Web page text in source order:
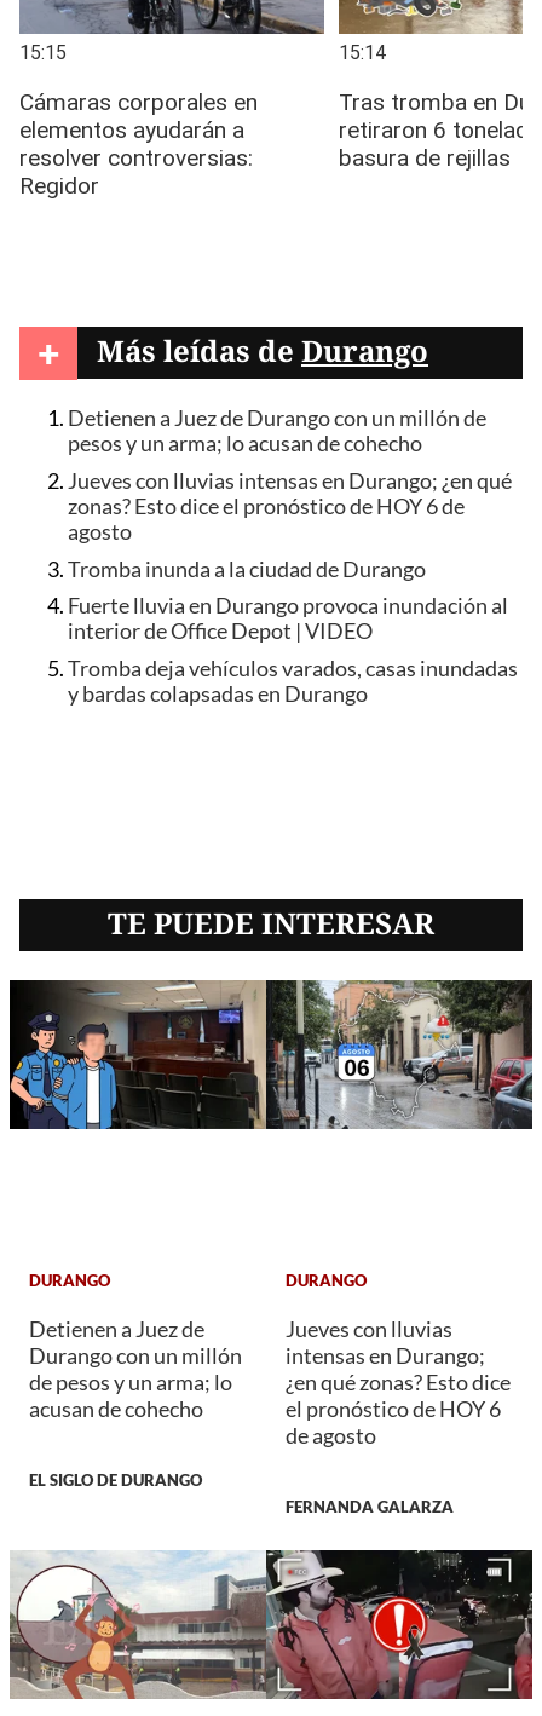
+ Más leídas de Durango
Detienen a Juez de Durango con un millón de
pesos y un arma; lo acusan de cohecho
Jueves con lluvias intensas en Durango; ¿en qué
zonas? Esto dice el pronóstico de HOY 6 de
agosto
Tromba inunda a la ciudad de Durango
Fuerte lluvia en Durango provoca inundación al
interior de Office Depot | VIDEO
Tromba deja vehículos varados, casas inundadas
y bardas colapsadas en Durango
TE PUEDE INTERESAR
DURANGO
Detienen a Juez de
Durango con un millón
de pesos y un arma; lo
acusan de cohecho
EL SIGLO DE DURANGO
DURANGO
Jueves con lluvias
intensas en Durango;
¿en qué zonas? Esto dice
el pronóstico de HOY 6
de agosto
FERNANDA GALARZA